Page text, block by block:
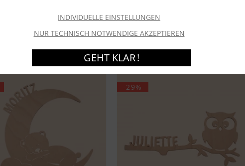
nachhaltig & beliebt. Als personalisierte Holzgeschenke
Geschenke aus Holz inspirieren und
-29%
INDIVIDUELLE EINSTELLUNGEN
NUR TECHNISCH NOTWENDIGE AKZEPTIEREN
GEHT KLAR !